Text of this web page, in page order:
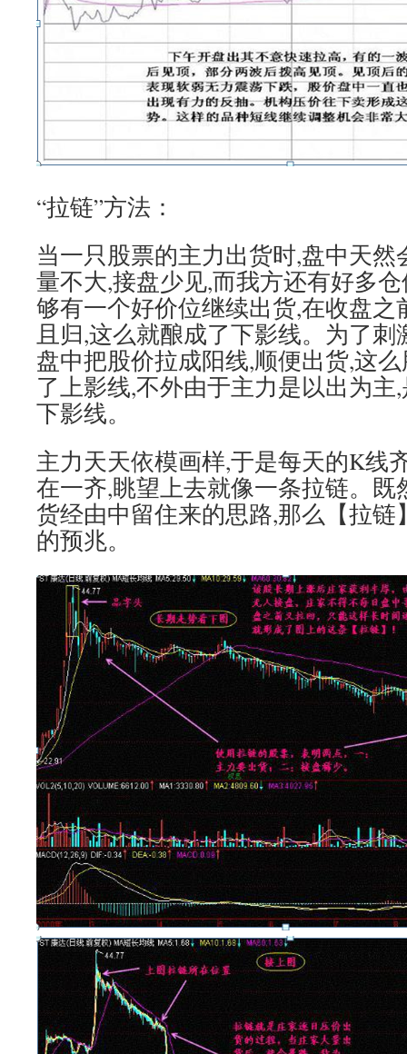
“拉链”方法：
当一只股票的主力出货时,盘中天
量不大,接盘少见,而我方还有好多
够有一个好价位继续出货,在收盘
且归,这么就酿成了下影线。为了刺
盘中把股价拉成阳线,顺便出货,这
了上影线,不外由于主力是以出为
下影线。
主力天天依模画样,于是每天的K线
在一齐,眺望上去就像一条拉链。
货经由中留住来的思路,那么【拉
的预兆。